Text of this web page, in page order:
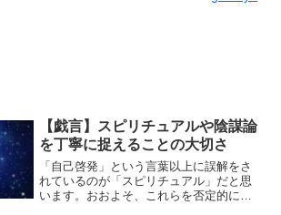
【戯言】スピリチュアルや陰謀論
を丁寧に捉えることの大切さ
「自己啓発」という言葉以上に誤解をさ
れているのが「スピリチュアル」だと思
います。おおよそ、これらを否定的に捉